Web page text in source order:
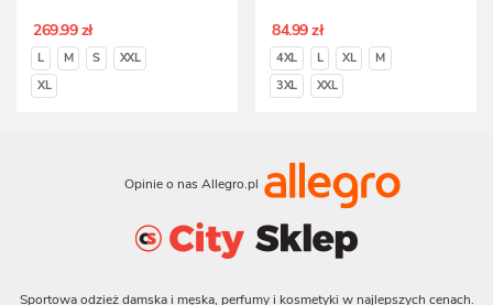
269.99 zł
L M S
XXL
XL
84.99 zł
4XL L XL
M
3XL
XXL
Opinie o nas Allegro.pl
Sportowa odzież damska i męska, perfumy i kosmetyki w najlepszych cenach.